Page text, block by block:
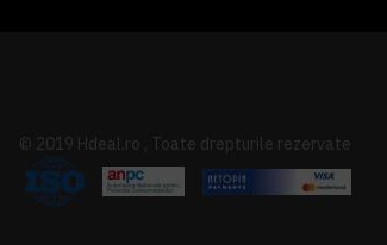
© 2019 Hdeal.ro , Toate drepturile rezervate